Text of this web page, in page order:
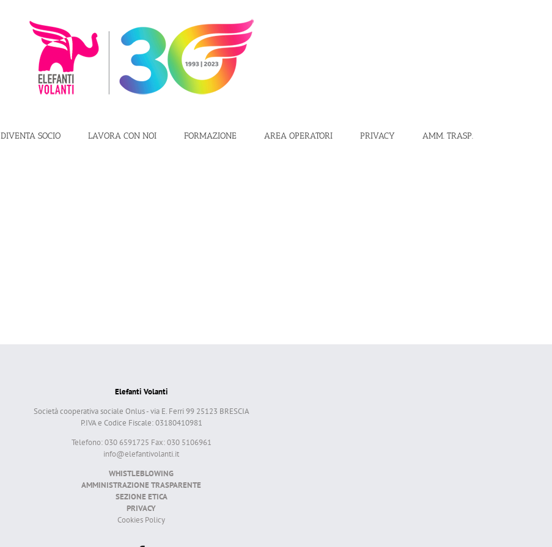
DIVENTA SOCIO LAVORA CON NOI FORMAZIONE AREA OPERATORI PRIVACY AMM. TRASP.
Elefanti Volanti
Società cooperativa sociale Onlus - via E. Ferri 99 25123 BRESCIA
P.IVA e Codice Fiscale: 03180410981
Telefono: 030 6591725 Fax: 030 5106961
info@elefantivolanti.it
WHISTLEBLOWING
AMMINISTRAZIONE TRASPARENTE
SEZIONE ETICA
PRIVACY
Cookies Policy